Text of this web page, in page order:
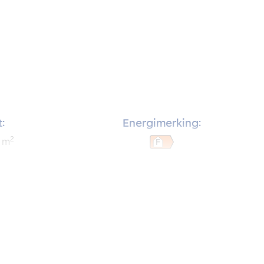
m2
Energimerking:
F